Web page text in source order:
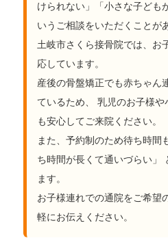
けられない」「小さな子ども
いうご相談をいただくことが
土岐市さくら接骨院では、お
応しています。
産後の骨盤矯正でも赤ちゃん
ているため、 乳児のお子様
も安心してご来院ください。
また、予約制のため待ち時間
ち時間が長くて通いづらい」
ます。
お子様連れでの通院をご希望
軽にお伝えください。